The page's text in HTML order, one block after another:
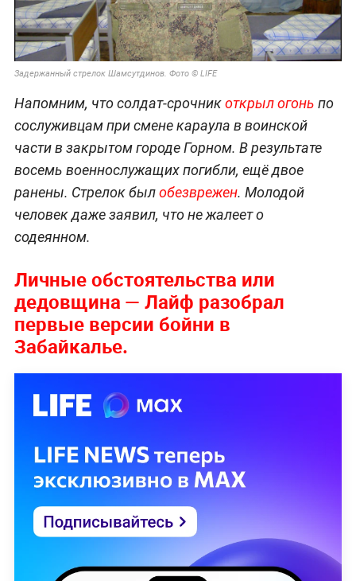
Задержанный стрелок Шамсутдинов. Фото © LIFE
Напомним, что солдат-срочникоткрыл огонь по
сослуживцам при смене караула в воинской
части в закрытом городе Горном. В результате
восемь военнослужащих погибли, ещё двое
ранены. Стрелок былобезврежен. Молодой
человек даже заявил, что не жалеет о
содеянном.
Личные обстоятельства или
дедовщина — Лайф разобрал
первые версии бойни в
Забайкалье.